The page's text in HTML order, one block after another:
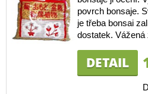
povrch bonsaje.
je třeba bonsai
dostatek. Vážená
DETAIL